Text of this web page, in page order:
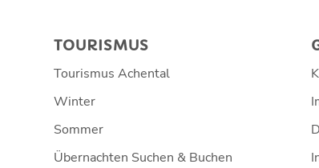
TOURISMUS
Tourismus Achental
Winter
Sommer
Übernachten Suchen & Buchen